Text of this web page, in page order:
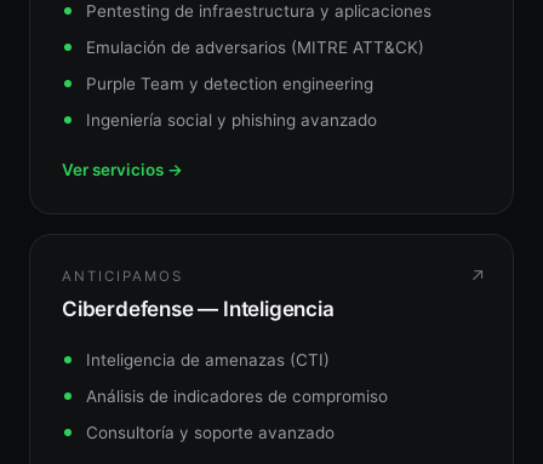
Pentesting de infraestructura y aplicaciones
Emulación de adversarios (MITRE ATT&CK)
Purple Team y detection engineering
Ingeniería social y phishing avanzado
Ver servicios →
↗
ANTICIPAMOS
Ciberdefense — Inteligencia
Inteligencia de amenazas (CTI)
Análisis de indicadores de compromiso
Consultoría y soporte avanzado